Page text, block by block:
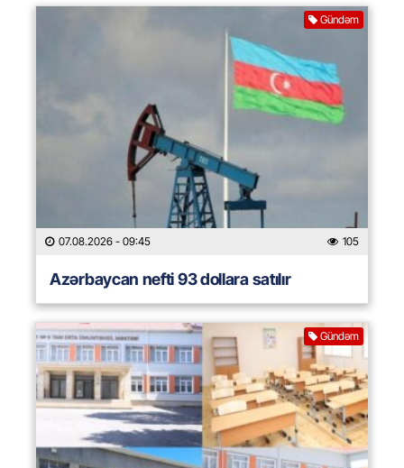
Gündəm
07.08.2026 - 09:45 105
Azərbaycan nefti 93 dollara satılır
Gündəm